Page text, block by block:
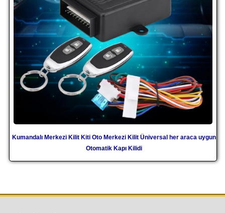
Kumandalı Merkezi Kilit Kiti Oto Merkezi Kilit Üniversal her araca uygun
Otomatik Kapı Kilidi